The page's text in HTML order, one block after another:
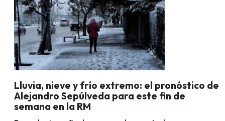
Lluvia, nieve y frío extremo: el pronóstico de
Alejandro Sepúlveda para este fin de
semana en la RM